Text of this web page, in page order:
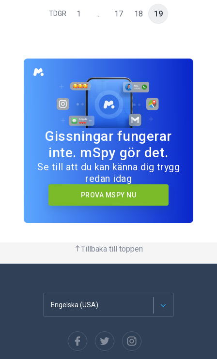
TDGR 1 ... 17 18 19
Gissningar fungerar
inte. mSpy gör det.
Se till att du kan känna dig trygg
redan idag
PROVA MSPY NU
Tillbaka till toppen
Engelska (USA)
Spanska